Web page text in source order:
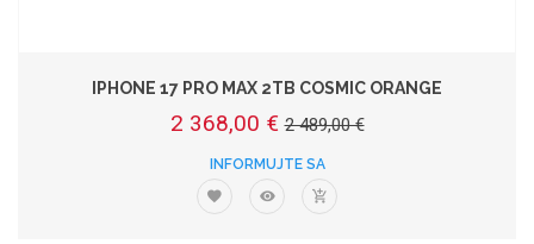
IPHONE 17 PRO MAX 2TB COSMIC ORANGE
2 368,00 € 2 489,00 €
INFORMUJTE SA